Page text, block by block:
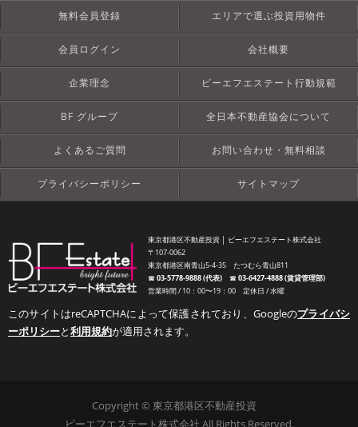
無料会員登録 エリアで選ぶ投資用物件
会員ログイン 会社概要
企業理念 ビーエフエステート行動規範
BF グループ 全日本不動産協会について
よくあるご質問 お問い合わせ・無料相談
プライバシーポリシー サイトマップ
東京都港区不動産投資 │ ビーエフエステート株式会社
〒107-0062
東京都港区南青山5-4-35 たつむら青山811
☎︎03-5778-9888 (代表)☎︎03-6427-4888 (賃貸管理部)
営業時間 / 10：00〜19：00 定休日 / 水曜
このサイトはreCAPTCHAによって保護されており、Googleのプライバシ
ーポリシーと利用規約が適用されます。
Copyright © 東京都港区不動産投資
ビーエフエステート株式会社 All Rights Reserved.